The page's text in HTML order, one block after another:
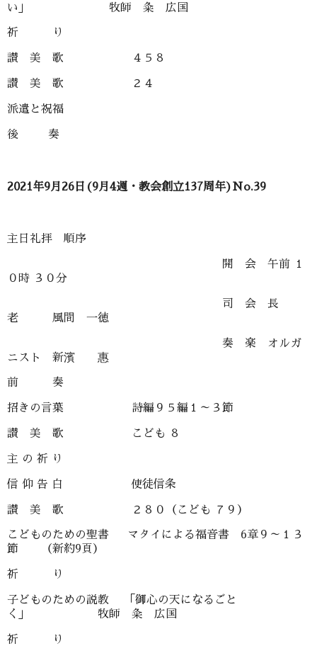
い」 牧師 粂 広国
祈 り
讃 美 歌 ４５８
讃 美 歌 ２４
派遣と祝福
後 奏
2021年9月26日(9月4週・教会創立137周年)No.39
主日礼拝 順序
開 会 午前 １
０時 ３０分
司 会 長
老 風間 一徳
奏 楽 オルガ
ニスト 新濱 惠
前 奏
招きの言葉 詩編９５編１～３節
讃 美 歌 こども ８
主 の 祈 り
信 仰 告 白 使徒信条
讃 美 歌 ２８０（こども ７９）
こどものための聖書 マタイによる福音書 6章９～１３
節 （新約9頁）
祈 り
子どものための説教 「御心の天になるごと
く」 牧師 粂 広国
祈 り